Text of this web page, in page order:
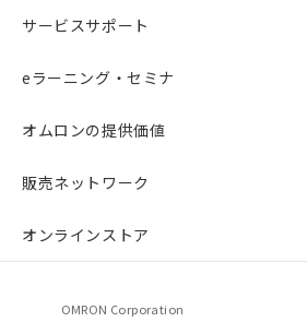
サービスサポート
eラーニング・セミナ
オムロンの提供価値
販売ネットワーク
オンラインストア
OMRON Corporation